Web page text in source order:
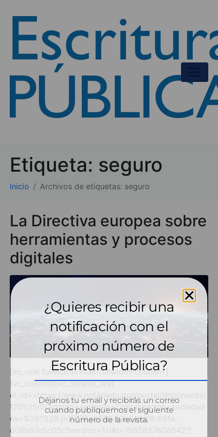
Etiqueta: seguro
Inicio Archivos de etiquetas: seguro
La Directiva europea sobre
herramientas y procesos
digitales
[vc_row fullwidth=»has-fullwidth-column»]
[vc_column][vc_column_text
el_id=»https://www.notariado.org/portal/documents/
176535/0/Ambito+europeo+Digitalizacion+sociedad
es+%281%29.pdf/f78e0859-f9b6-9df8-88fa-
d06b67e5c05c?version=1.0&t=1585827608542″]
¿Quieres recibir una
notificación con el
próximo número de
Escritura Pública?
Déjanos tu email y recibirás un correo
cuando publiquemos el siguiente
número de la revista.